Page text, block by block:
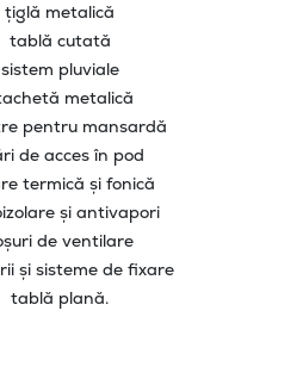
țiglă metalică
tablă cutată
sistem pluviale
metalică
pentru mansardă
de acces în pod
termică și fonică
și antivapori
de ventilare
și sisteme de fixare
tablă plană.